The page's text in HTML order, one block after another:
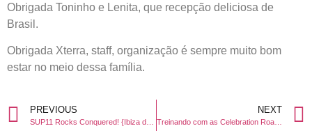
Obrigada Toninho e Lenita, que recepção deliciosa de
Brasil.
Obrigada Xterra, staff, organização é sempre muito bom
estar no meio dessa família.
PREVIOUS NEXT
Treinando com as Celebration Road Bike Girls